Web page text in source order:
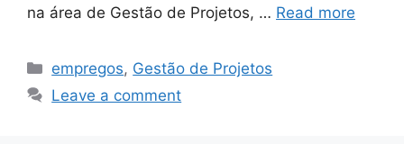
na área de Gestão de Projetos, … Read more
Categories
empregos, Gestão de Projetos
Leave a comment